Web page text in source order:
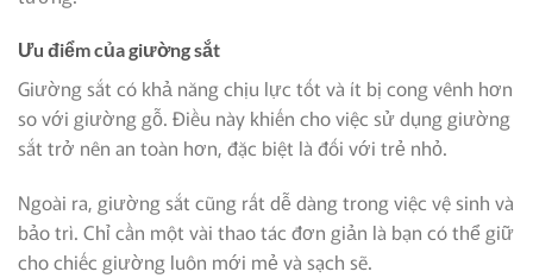
Ưu điểm của giường sắt
Giường sắt có khả năng chịu lực tốt và ít bị cong vênh hơn
so với giường gỗ. Điều này khiến cho việc sử dụng giường
sắt trở nên an toàn hơn, đặc biệt là đối với trẻ nhỏ.
Ngoài ra, giường sắt cũng rất dễ dàng trong việc vệ sinh và
bảo trì. Chỉ cần một vài thao tác đơn giản là bạn có thể giữ
cho chiếc giường luôn mới mẻ và sạch sẽ.